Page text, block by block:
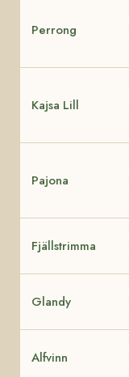
Perrong
Kajsa Lill
Pajona
Fjällstrimma
Glandy
Alfvinn